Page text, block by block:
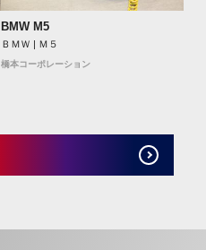
BMW M5
ＢＭＷ | Ｍ５
橋本コーポレーション